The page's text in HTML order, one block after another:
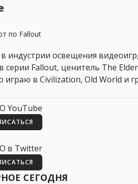
по Fallout
индустрии освещения
серии Fallout, ценитель The
играю в Civilization, Old World и
YouTube
в Twitter
СЕГОДНЯ